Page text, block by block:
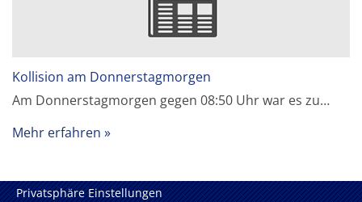
Kollision am Donnerstagmorgen
Am Donnerstagmorgen gegen 08:50 Uhr war es zu…
Mehr erfahren
Privatsphäre Einstellungen